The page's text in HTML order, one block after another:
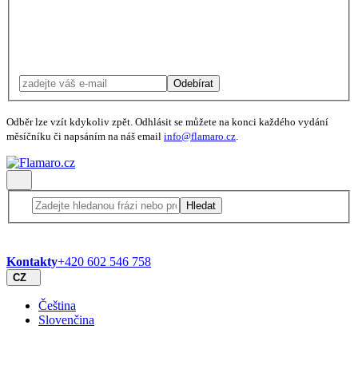
Odebírat
Odběr lze vzít kdykoliv zpět. Odhlásit se můžete na konci každého vydání
měsíčníku či napsáním na náš email info@flamaro.cz.
Hledat
Kontakty+420 602 546 758
CZ
Čeština
Slovenčina